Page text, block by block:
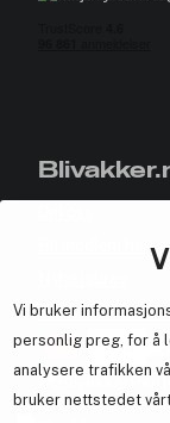
Vi bruker
personlig preg, for å
analysere trafikken
bruker nettstedet
Bli medlem helt
Samarbeid med